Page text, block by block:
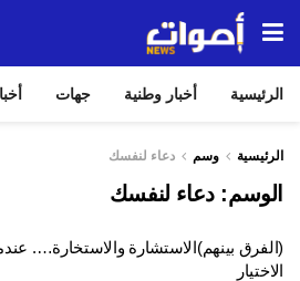
الرئيسية أخبار وطنية جهات
الرئيسية وسم دعاء لنفسك
الوسم:دعاء لنفسك
(الفرق بينهم)الاستشارة والاستخارة….
الاختيار